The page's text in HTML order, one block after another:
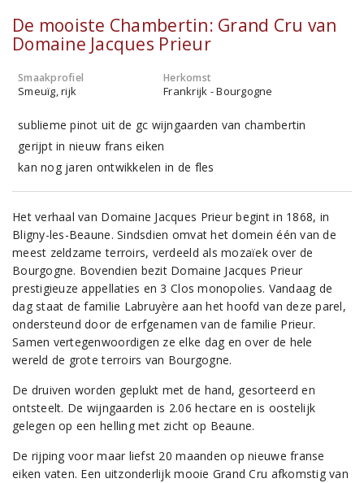
De mooiste Chambertin: Grand Cru van
Domaine Jacques Prieur
Smaakprofiel
Smeuïg, rijk
Herkomst
Frankrijk - Bourgogne
sublieme pinot uit de gc wijngaarden van chambertin
gerijpt in nieuw frans eiken
kan nog jaren ontwikkelen in de fles
Het verhaal van Domaine Jacques Prieur begint in 1868, in
Bligny-les-Beaune. Sindsdien omvat het domein één van de
meest zeldzame terroirs, verdeeld als mozaïek over de
Bourgogne. Bovendien bezit Domaine Jacques Prieur
prestigieuze appellaties en 3 Clos monopolies. Vandaag de
dag staat de familie Labruyère aan het hoofd van deze parel,
ondersteund door de erfgenamen van de familie Prieur.
Samen vertegenwoordigen ze elke dag en over de hele
wereld de grote terroirs van Bourgogne.
De druiven worden geplukt met de hand, gesorteerd en
ontsteelt. De wijngaarden is 2.06 hectare en is oostelijk
gelegen op een helling met zicht op Beaune.
De rijping voor maar liefst 20 maanden op nieuwe franse
eiken vaten. Een uitzonderlijk mooie Grand Cru afkomstig van